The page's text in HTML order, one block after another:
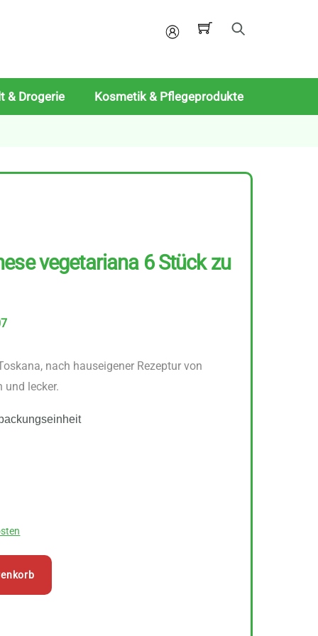
Mein
& Drogerie Kosmetik & Pflegeprodukte
vegetariana 6 Stück zu
nach hauseigener Rezeptur von
und lecker.